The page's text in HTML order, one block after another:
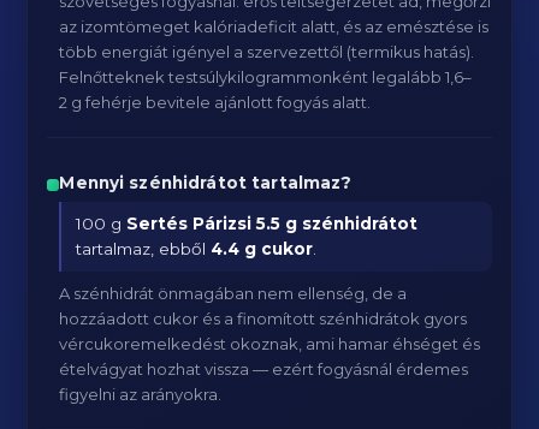
az izomtömeget kalóriadeficit alatt, és az emésztése is
több energiát igényel a szervezettől (termikus hatás).
Felnőtteknek testsúlykilogrammonként legalább 1,6–
2 g fehérje bevitele ajánlott fogyás alatt.
Mennyi szénhidrátot tartalmaz?
100 g Sertés Párizsi 5.5 g szénhidrátot
tartalmaz, ebből 4.4 g cukor
A szénhidrát önmagában nem ellenség, de a
hozzáadott cukor és a finomított szénhidrátok gyors
vércukoremelkedést okoznak, ami hamar éhséget és
ételvágyat hozhat vissza — ezért fogyásnál érdemes
figyelni az arányokra.